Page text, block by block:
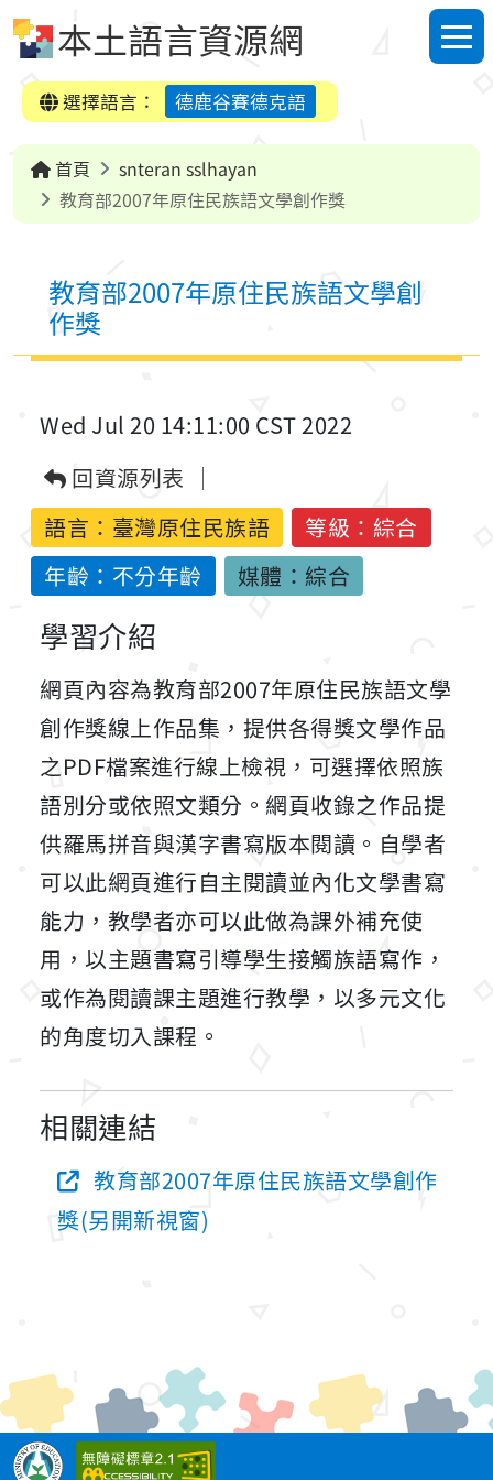
本土語言資源網
選單
選擇語言：
德鹿谷賽德克語
首頁
snteran sslhayan
教育部2007年原住民族語文學創作獎
教育部2007年原住民族語文學創
作獎
Wed Jul 20 14:11:00 CST 2022
回資源列表
語言： 臺灣原住民族語
等級：綜合
年齡：不分年齡
媒體：綜合
學習介紹
網頁內容為教育部2007年原住民族語文學
創作獎線上作品集，提供各得獎文學作品
之PDF檔案進行線上檢視，可選擇依照族
語別分或依照文類分。網頁收錄之作品提
供羅馬拼音與漢字書寫版本閱讀。自學者
可以此網頁進行自主閱讀並內化文學書寫
能力，教學者亦可以此做為課外補充使
用，以主題書寫引導學生接觸族語寫作，
或作為閱讀課主題進行教學，以多元文化
的角度切入課程。
相關連結
教育部2007年原住民族語文學創作
獎(另開新視窗)